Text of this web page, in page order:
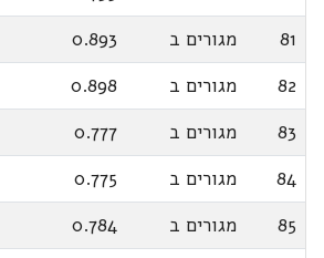
81
מגורים ב 0.893
82
מגורים ב 0.898
83
מגורים ב 0.777
84
מגורים ב 0.775
85
מגורים ב 0.784